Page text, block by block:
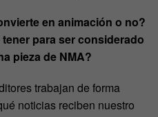
en animación o no?
para ser considerado
pieza de NMA?
trabajan de forma
noticias reciben nuestro